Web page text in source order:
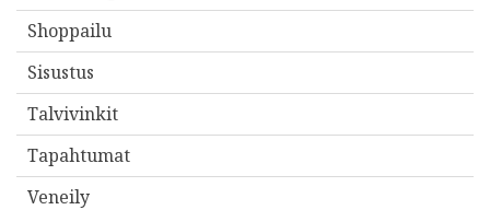
Shoppailu
Sisustus
Talvivinkit
Tapahtumat
Veneily